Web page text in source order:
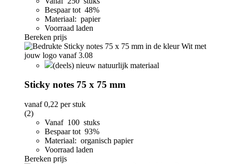
Bespaar tot 48%
Materiaal: papier
Voorraad laden
Bereken prijs
(deels) nieuw natuurlijk materiaal
Sticky notes 75 x 75 mm
vanaf0,22 per stuk
(2)
Vanaf 100 stuks
Bespaar tot 93%
Materiaal: organisch papier
Voorraad laden
Bereken prijs